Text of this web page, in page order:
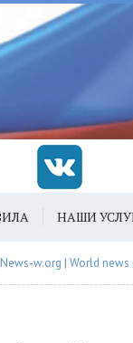
НАШИ
w.org | World